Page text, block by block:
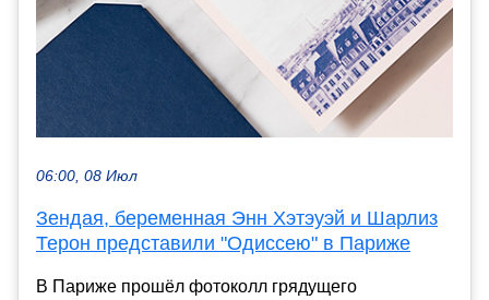
06:00, 08 Июл
Зендая, беременная Энн Хэтэуэй и Шарлиз
Терон представили "Одиссею" в Париже
В Париже прошёл фотоколл грядущего